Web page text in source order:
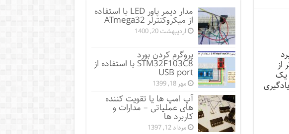
از
یک
مدار دیمر پاور LED با استفاده
از میکروکنترلر ATmega32
اردیبهشت 20, 1400
پروگرم کردن بورد
STM32F103C8 با استفاده از
USB port
مهر 18, 1399
آپ امپ ها یا تقویت کننده
های عملیاتی – مدارات و
کاربرد ها
مرداد 12, 1397